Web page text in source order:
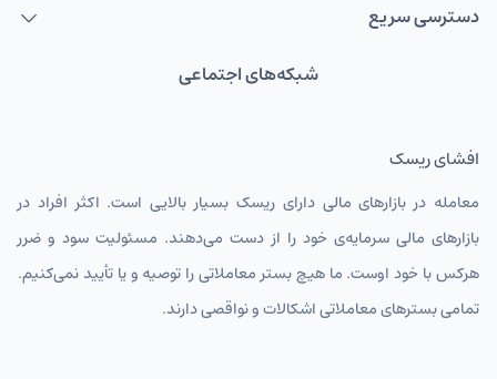
دسترسی سریع
شبکه‌های اجتماعی
افشای ریسک
معامله در بازارهای مالی دارای ریسک بسیار بالایی است. اکثر افراد در
بازارهای مالی سرمایه‌ی خود را از دست می‌دهند. مسئولیت سود و ضرر
هرکس با خود اوست. ما هیچ بستر معاملاتی را توصیه و یا تأیید نمی‌کنیم.
تمامی بسترهای معاملاتی اشکالات و نواقصی دارند.